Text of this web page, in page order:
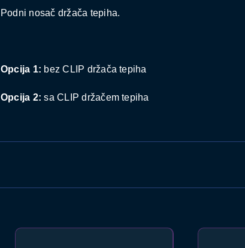
Podni nosač držača tepiha.
Opcija 1: bez CLIP držača tepiha
Opcija 2: sa CLIP držačem tepiha